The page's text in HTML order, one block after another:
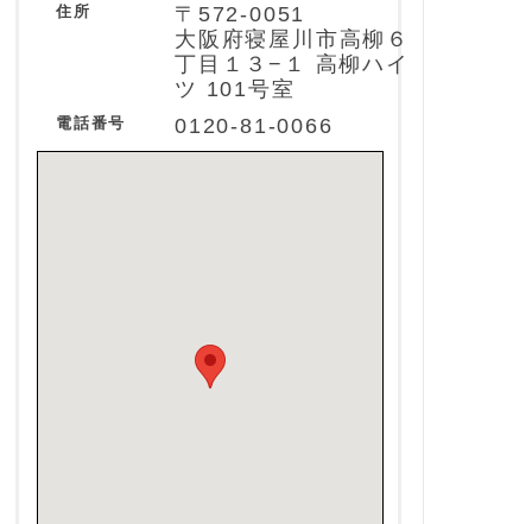
住所
〒572-0051
大阪府寝屋川市高柳６
丁目１３−１ 高柳ハイ
ツ 101号室
電話番号 0120-81-0066